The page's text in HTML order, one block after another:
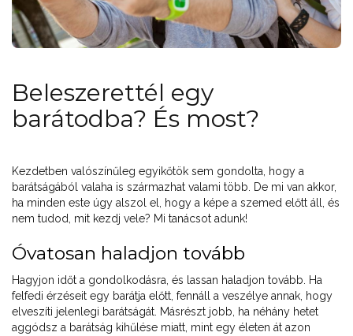
Beleszerettél egy
barátodba? És most?
Kezdetben valószínűleg egyikőtök sem gondolta, hogy a
barátságából valaha is származhat valami több. De mi van akkor,
ha minden este úgy alszol el, hogy a képe a szemed előtt áll, és
nem tudod, mit kezdj vele? Mi tanácsot adunk!
Óvatosan haladjon tovább
Hagyjon időt a gondolkodásra, és lassan haladjon tovább. Ha
felfedi érzéseit egy barátja előtt, fennáll a veszélye annak, hogy
elveszíti jelenlegi barátságát. Másrészt jobb, ha néhány hetet
aggódsz a barátság kihűlése miatt, mint egy életen át azon